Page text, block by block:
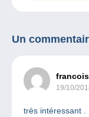
Un
19/10/
très intéressant .